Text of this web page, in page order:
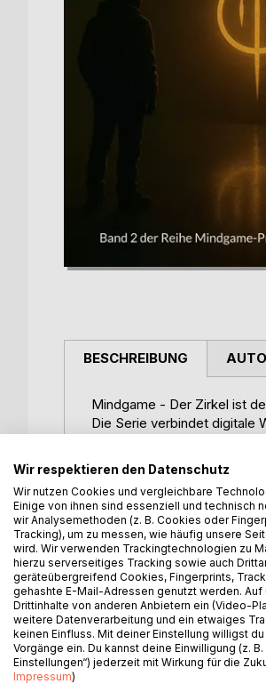
BESCHREIBUNG
Mindgame - Der Zirkel ist
Die Serie verbindet digitale
den Ereignissen von
verborgenen Strukturen
Während Arne zwischen
verschwimmen die
Mit jedem Schritt wächst
Größerem?
Die Mindgame-Reihe
Dimension digitaler
einer packenden,
Wir respektieren den Datenschutz
Wir nutzen Cookies und vergleichbare
Einige von ihnen sind essenziell und technisch
wir Analysemethoden (z. B. Cookies oder
Tracking), um zu messen, wie häufig unsere
wird. Wir verwenden Trackingtechnologien zu
hierzu serverseitiges Tracking sowie auch
geräteübergreifend Cookies, Fingerprints,
gehashte E-Mail-Adressen genutzt werden.
Drittinhalte von anderen Anbietern ein (Video-
weitere Datenverarbeitung und ein etwaiges
keinen Einfluss. Mit deiner Einstellung willigst
Vorgänge ein. Du kannst deine Einwilligung (z.
Einstellungen“) jederzeit mit Wirkung für die
Impressum)